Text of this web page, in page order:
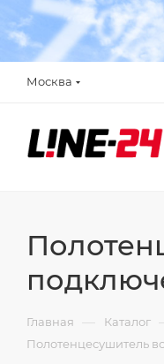
Москва
Главная — Каталог
Полотенцесушитель